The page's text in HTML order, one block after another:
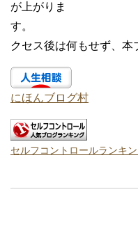
が上がりま
す
クセス後は何もせず、本
にほんブログ村
セルフコントロールランキ